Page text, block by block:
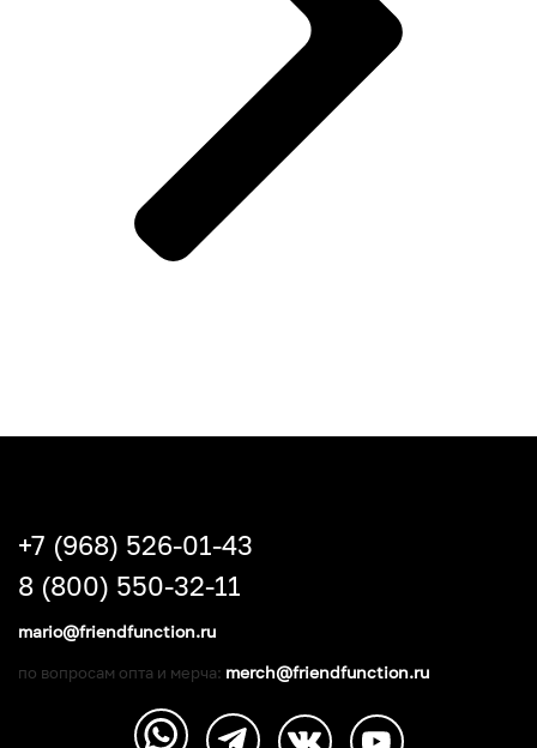
+7 (968) 526-01-43
8 (800) 550-32-11
mario@friendfunction.ru
по вопросам опта и мерча: merch@friendfunction.ru